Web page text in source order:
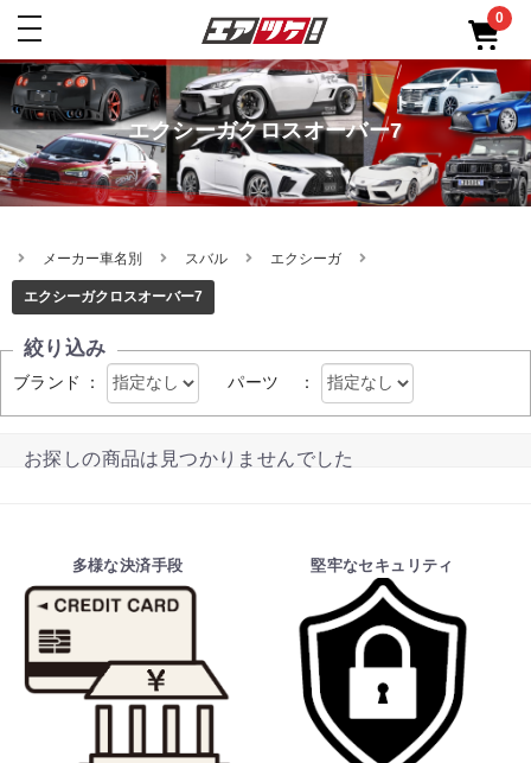
toggle
0
エクシーガクロスオーバー7
メーカー車名別 スバル エクシーガ
エクシーガクロスオーバー7
絞り込み
ブランド ： パーツ ：
お探しの商品は見つかりませんでした
多様な決済手段 堅牢なセキュリティ